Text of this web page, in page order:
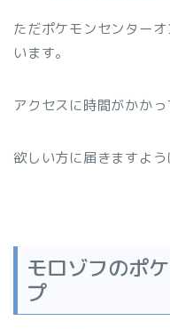
ただポケモンセンター
います。
アクセスに時間がかかっ
欲しい方に届きますよう
モロゾフのポ
プ